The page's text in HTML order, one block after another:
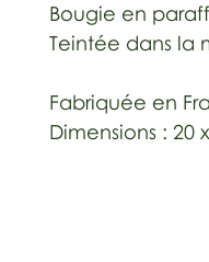
Bougie en
Teintée dans la
Fabriquée en
Dimensions : 20